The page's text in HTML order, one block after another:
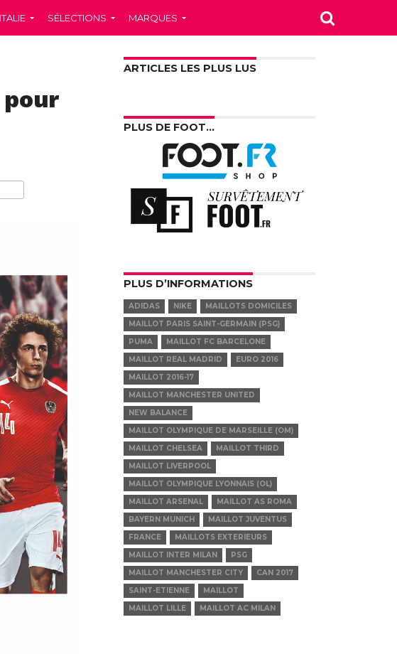
ITALIE SÉLECTIONS MARQUES
ARTICLES LES PLUS LUS
PLUS DE FOOT…
PLUS D’INFORMATIONS
ADIDAS NIKE
MAILLOTS DOMICILES
MAILLOT PARIS SAINT-GERMAIN (PSG)
PUMA
MAILLOT FC BARCELONE
MAILLOT REAL MADRID
EURO 2016
MAILLOT 2016-17
MAILLOT MANCHESTER UNITED
NEW BALANCE
MAILLOT OLYMPIQUE DE MARSEILLE (OM)
MAILLOT CHELSEA
MAILLOT THIRD
MAILLOT LIVERPOOL
MAILLOT OLYMPIQUE LYONNAIS (OL)
MAILLOT ARSENAL
MAILLOT AS ROMA
BAYERN MUNICH
MAILLOT JUVENTUS
FRANCE
MAILLOTS EXTERIEURS
MAILLOT INTER MILAN
PSG
MAILLOT MANCHESTER CITY
CAN 2017
SAINT-ETIENNE
MAILLOT
MAILLOT LILLE
MAILLOT AC MILAN